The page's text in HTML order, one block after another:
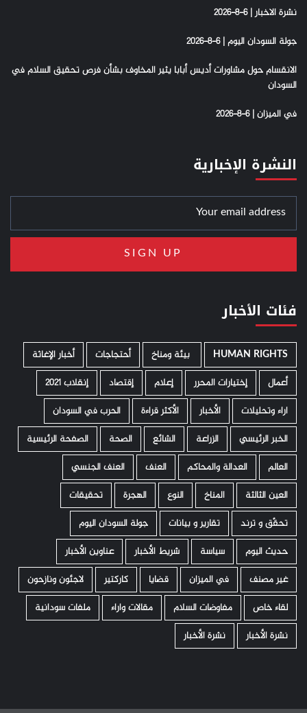
نشرة الاخبار | 6-8-2026
جولة السودان اليوم | 6-8-2026
الانقسام حول مشاورات أديس أبابا يثير المخاوف بشأن فرص تحقيق السلام في
السودان
في الميزان | 6-8-2026
النشرة الإخبارية
فئات الأخبار
HUMAN RIGHTS ­ بيئة ومناخ أحتجاجات
أخبار الإغاثة
أعمال
إختيارات المحرر إعلام إقتصاد
إنقلاب 2021
اراء وتحليلات
الأخبار الأكثر قراءة
الحرب في السودان
الخبر الرئيسي
الزراعة الشائع الصحة
الصفحة الرئيسية
العالم
العدالة والمحاكم العنف
العنف الجنسي
العين الثالثة
المناخ النوع الهجرة
تحقيقات
تحقّق و ترند
تقارير و بيانات
جولة السودان اليوم
حديث اليوم
سياسة شريط الأخبار
عناوين الأخبار
غير مصنف
في الميزان قضايا كاركتير
لاجئون ونازحون
لقاء خاص
مفاوضات السلام مقالات واراء
ملفات سودانية
نشرة الأخبار
نشرة الأخبار